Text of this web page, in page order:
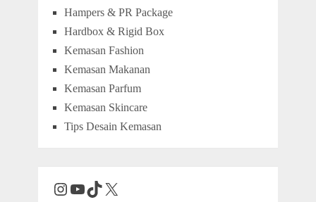
Hampers & PR Package
Hardbox & Rigid Box
Kemasan Fashion
Kemasan Makanan
Kemasan Parfum
Kemasan Skincare
Tips Desain Kemasan